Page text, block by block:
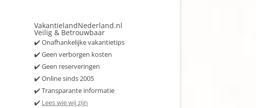
VakantielandNederland.nl
Veilig & Betrouwbaar
✔️ Onafhankelijke vakantietips
✔️ Geen verborgen kosten
✔️ Geen reserveringen
✔️ Online sinds 2005
✔️ Transparante informatie
✔️ Lees wie wij zijn